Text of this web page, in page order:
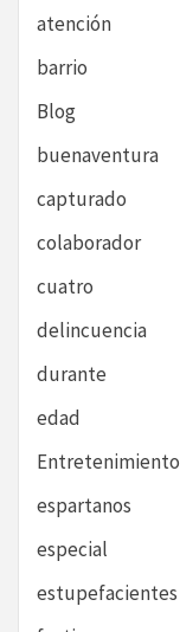
atención
barrio
Blog
buenaventura
capturado
colaborador
cuatro
delincuencia
durante
edad
Entretenimiento
espartanos
especial
estupefacientes